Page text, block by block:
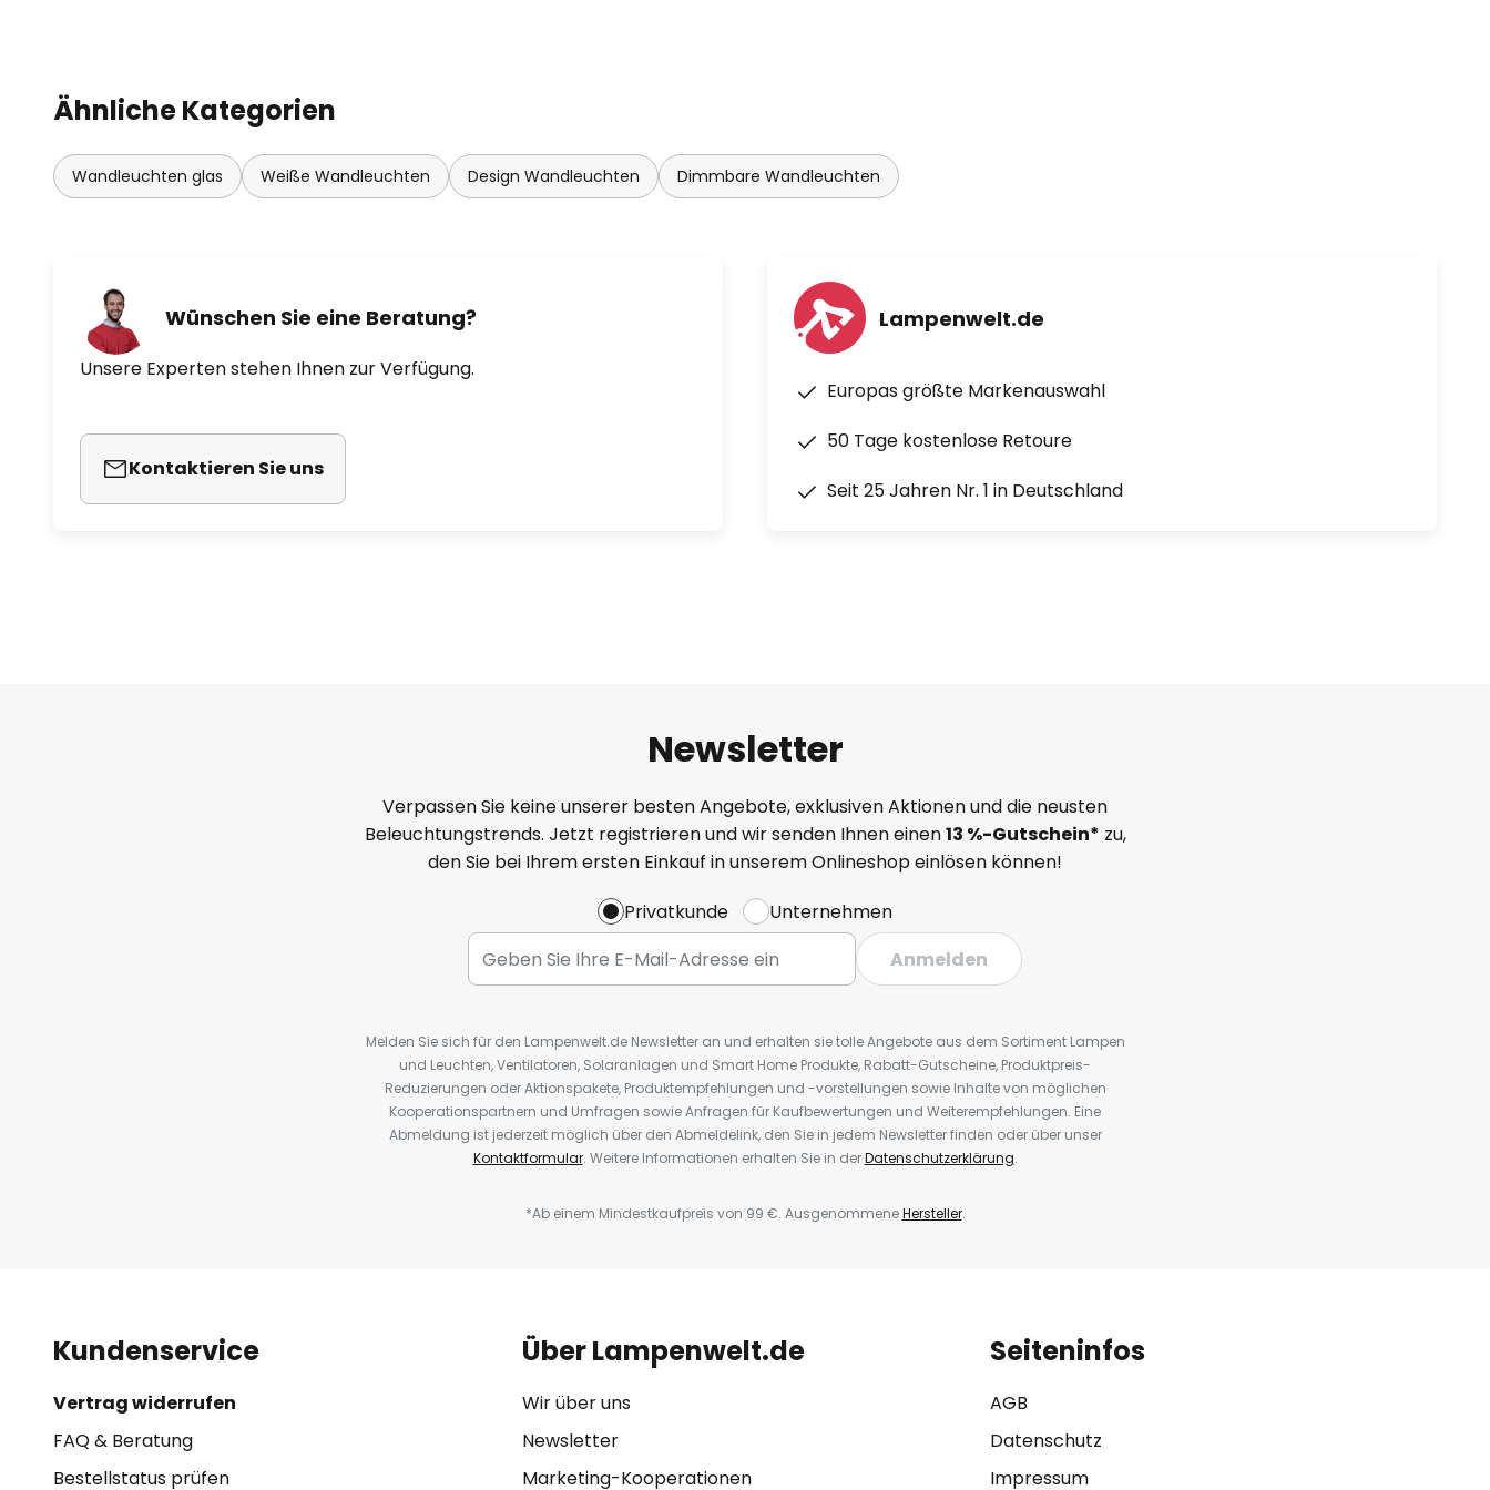
Ähnliche Kategorien
Wandleuchten glas Weiße Wandleuchten Design Wandleuchten Dimmbare Wandleuchten
Wünschen Sie eine Beratung?
Unsere Experten stehen Ihnen zur Verfügung.
Kontaktieren Sie uns
Lampenwelt.de
Europas größte Markenauswahl
50 Tage kostenlose Retoure
Seit 25 Jahren Nr. 1 in Deutschland
Newsletter
Verpassen Sie keine unserer besten Angebote, exklusiven Aktionen und die neusten
Beleuchtungstrends. Jetzt registrieren und wir senden Ihnen einen13 %-Gutschein* zu,
den Sie bei Ihrem ersten Einkauf in unserem Onlineshop einlösen können!
Privatkunde
Unternehmen
Anmelden
Melden Sie sich für den Lampenwelt.de Newsletter an und erhalten sie tolle Angebote aus dem Sortiment Lampen
und Leuchten, Ventilatoren, Solaranlagen und Smart Home Produkte, Rabatt-Gutscheine, Produktpreis-
Reduzierungen oder Aktionspakete, Produktempfehlungen und -vorstellungen sowie Inhalte von möglichen
Kooperationspartnern und Umfragen sowie Anfragen für Kaufbewertungen und Weiterempfehlungen. Eine
Abmeldung ist jederzeit möglich über den Abmeldelink, den Sie in jedem Newsletter finden oder über unser
Kontaktformular. Weitere Informationen erhalten Sie in derDatenschutzerklärung.
*Ab einem Mindestkaufpreis von 99 €. AusgenommeneHersteller.
Kundenservice
Vertrag widerrufen
FAQ & Beratung
Bestellstatus prüfen
Über Lampenwelt.de
Wir über uns
Newsletter
Marketing-Kooperationen
Seiteninfos
AGB
Datenschutz
Impressum